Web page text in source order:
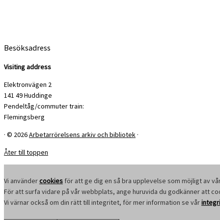
Besöksadress
Visiting address
Elektronvägen 2
141 49 Huddinge
Pendeltåg/commuter train:
Flemingsberg
· © 2026Arbetarrörelsens arkiv och bibliotek ·
Åter till toppen
Vi användercookies för att ge dig en så bra upplevelse som möjligt av
För att surfa vidare på vår webbplats, ange huruvida du godkänner att
Vi värnar också om din rätt till integritet, för mer information se vår